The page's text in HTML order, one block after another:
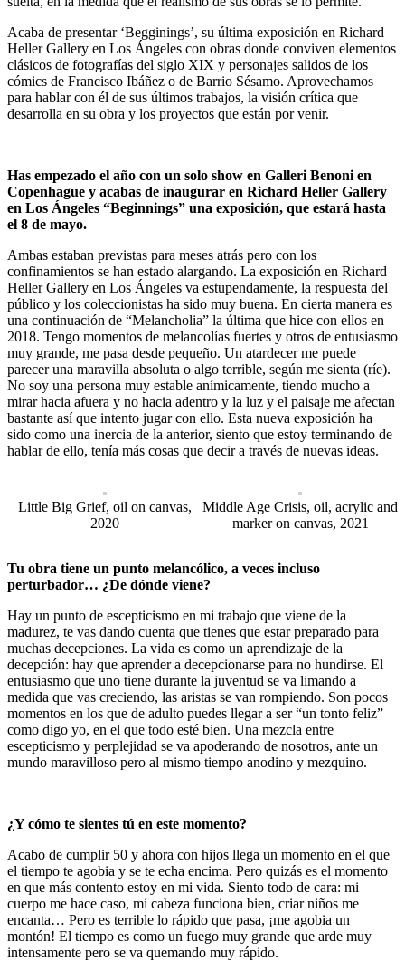
Acaba de presentar ‘Begginings’, su última exposición en Richard
Heller Gallery en Los Ángeles con obras donde conviven elementos
clásicos de fotografías del siglo XIX y personajes salidos de los
cómics de Francisco Ibáñez o de Barrio Sésamo. Aprovechamos
para hablar con él de sus últimos trabajos, la visión crítica que
desarrolla en su obra y los proyectos que están por venir.
Has empezado el año con un solo show en Galleri Benoni en
Copenhague y acabas de inaugurar en Richard Heller Gallery
en Los Ángeles “Beginnings” una exposición, que estará hasta
el 8 de mayo.
Ambas estaban previstas para meses atrás pero con los
confinamientos se han estado alargando. La exposición en Richard
Heller Gallery en Los Ángeles va estupendamente, la respuesta del
público y los coleccionistas ha sido muy buena. En cierta manera es
una continuación de “Melancholia” la última que hice con ellos en
2018. Tengo momentos de melancolías fuertes y otros de entusiasmo
muy grande, me pasa desde pequeño. Un atardecer me puede
parecer una maravilla absoluta o algo terrible, según me sienta (ríe).
No soy una persona muy estable anímicamente, tiendo mucho a
mirar hacia afuera y no hacia adentro y la luz y el paisaje me afectan
bastante así que intento jugar con ello. Esta nueva exposición ha
sido como una inercia de la anterior, siento que estoy terminando de
hablar de ello, tenía más cosas que decir a través de nuevas ideas.
Little Big Grief, oil on canvas,
2020
Middle Age Crisis, oil, acrylic and
marker on canvas, 2021
Tu obra tiene un punto melancólico, a veces incluso
perturbador… ¿De dónde viene?
Hay un punto de escepticismo en mi trabajo que viene de la
madurez, te vas dando cuenta que tienes que estar preparado para
muchas decepciones. La vida es como un aprendizaje de la
decepción: hay que aprender a decepcionarse para no hundirse. El
entusiasmo que uno tiene durante la juventud se va limando a
medida que vas creciendo, las aristas se van rompiendo. Son pocos
momentos en los que de adulto puedes llegar a ser “un tonto feliz”
como digo yo, en el que todo esté bien. Una mezcla entre
escepticismo y perplejidad se va apoderando de nosotros, ante un
mundo maravilloso pero al mismo tiempo anodino y mezquino.
¿Y cómo te sientes tú en este momento?
Acabo de cumplir 50 y ahora con hijos llega un momento en el que
el tiempo te agobia y se te echa encima. Pero quizás es el momento
en que más contento estoy en mi vida. Siento todo de cara: mi
cuerpo me hace caso, mi cabeza funciona bien, criar niños me
encanta… Pero es terrible lo rápido que pasa, ¡me agobia un
montón! El tiempo es como un fuego muy grande que arde muy
intensamente pero se va quemando muy rápido.